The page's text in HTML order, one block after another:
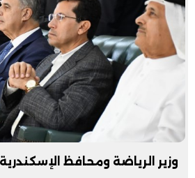
وزير الرياضة ومحافظ